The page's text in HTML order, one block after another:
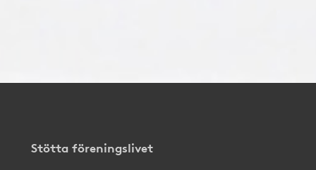
Stötta föreningslivet